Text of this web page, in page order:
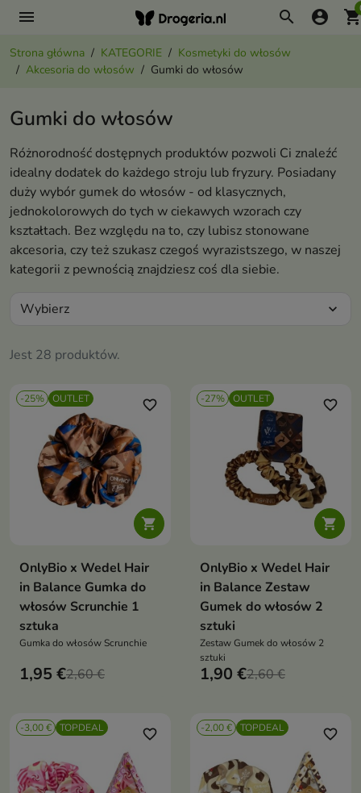
menu search account_circle
Strona główna KATEGORIE
Kosmetyki do włosów
Akcesoria do włosów
Gumki do włosów
Gumki do włosów
Różnorodność dostępnych produktów pozwoli Ci znaleźć
idealny dodatek do każdego stroju lub fryzury. Posiadany
duży wybór gumek do włosów - od klasycznych,
jednokolorowych do tych w ciekawych wzorach czy
kształtach. Bez względu na to, czy lubisz stonowane
akcesoria, czy też szukasz czegoś wyrazistszego, w naszej
kategorii z pewnością znajdziesz coś dla siebie.
Jest 28 produktów.
Wybierz expand_more
-25% OUTLET

favorite_border
OnlyBio x Wedel Hair
in Balance Gumka do
włosów Scrunchie 1
sztuka
Gumka do włosów Scrunchie
1,95 €2,60 €
-27% OUTLET

favorite_border
OnlyBio x Wedel Hair
in Balance Zestaw
Gumek do włosów 2
sztuki
Zestaw Gumek do włosów 2
sztuki
1,90 €2,60 €
-3,00 € TOPDEAL favorite_border -2,00 € TOPDEAL favorite_border